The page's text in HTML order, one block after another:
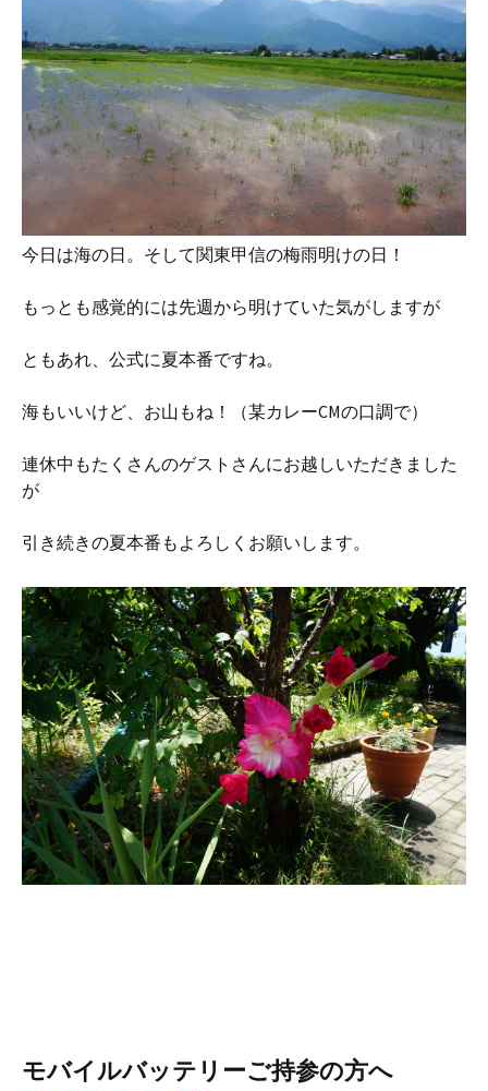
今日は海の日。そして関東甲信の梅雨明けの日！
もっとも感覚的には先週から明けていた気がしますが
ともあれ、公式に夏本番ですね。
海もいいけど、お山もね！（某カレーCMの口調で）
連休中もたくさんのゲストさんにお越しいただきました
が
引き続きの夏本番もよろしくお願いします。
モバイルバッテリーご持参の方へ